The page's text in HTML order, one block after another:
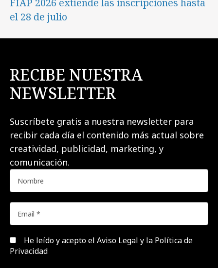
el 28 de julio
RECIBE NUESTRA
NEWSLETTER
Suscríbete gratis a nuestra newsletter para
recibir cada día el contenido más actual sobre
creatividad, publicidad, marketing, y
comunicación.
He leído y acepto el Aviso Legal y la Política de
Privacidad